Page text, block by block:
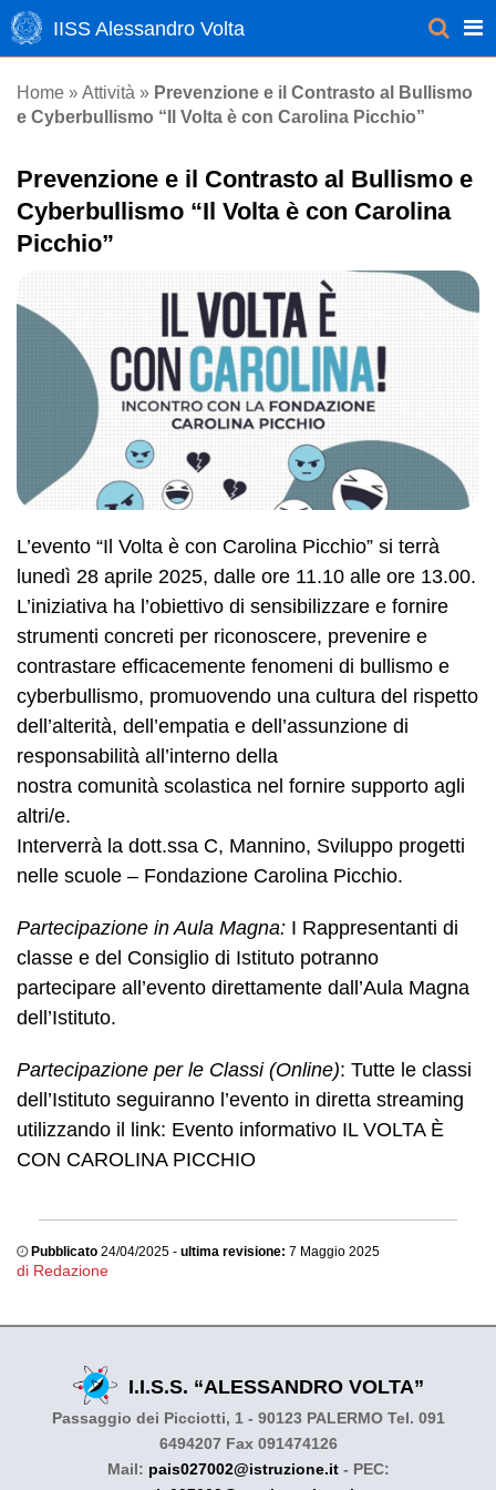
IISS Alessandro Volta
Home » Attività » Prevenzione e il Contrasto al Bullismo
e Cyberbullismo “Il Volta è con Carolina Picchio”
Prevenzione e il Contrasto al Bullismo e
Cyberbullismo “Il Volta è con Carolina
Picchio”
L’evento “Il Volta è con Carolina Picchio” si terrà
lunedì 28 aprile 2025, dalle ore 11.10 alle ore 13.00.
L’iniziativa ha l’obiettivo di sensibilizzare e fornire
strumenti concreti per riconoscere, prevenire e
contrastare efficacemente fenomeni di bullismo e
cyberbullismo, promuovendo una cultura del rispetto
dell’alterità, dell’empatia e dell’assunzione di
responsabilità all’interno della
nostra comunità scolastica nel fornire supporto agli
altri/e.
Interverrà la dott.ssa C, Mannino, Sviluppo progetti
nelle scuole – Fondazione Carolina Picchio.
Partecipazione in Aula Magna: I Rappresentanti di
classe e del Consiglio di Istituto potranno
partecipare all’evento direttamente dall’Aula Magna
dell’Istituto.
Partecipazione per le Classi (Online): Tutte le classi
dell’Istituto seguiranno l’evento in diretta streaming
utilizzando il link: Evento informativo IL VOLTA È
CON CAROLINA PICCHIO
Pubblicato 24/04/2025 - ultima revisione: 7 Maggio 2025
di Redazione
I.I.S.S. “ALESSANDRO VOLTA”
Passaggio dei Picciotti, 1 - 90123 PALERMO Tel. 091
6494207 Fax 091474126
Mail: pais027002@istruzione.it- PEC: